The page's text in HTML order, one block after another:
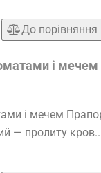
До порівняння
і мечем
і мечем
— пролиту